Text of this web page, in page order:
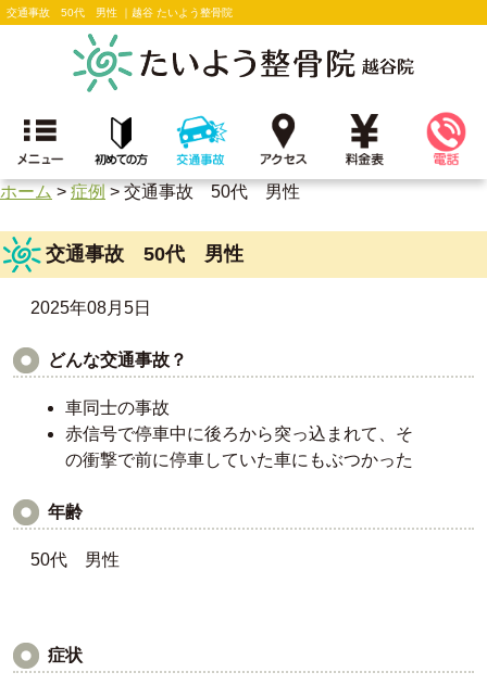
交通事故 50代 男性 ｜越谷 たいよう整骨院
ホーム > 症例 > 交通事故 50代 男性
交通事故 50代 男性
2025年08月5日
どんな交通事故？
車同士の事故
赤信号で停車中に後ろから突っ込まれて、そ
の衝撃で前に停車していた車にもぶつかった
年齢
50代 男性
症状